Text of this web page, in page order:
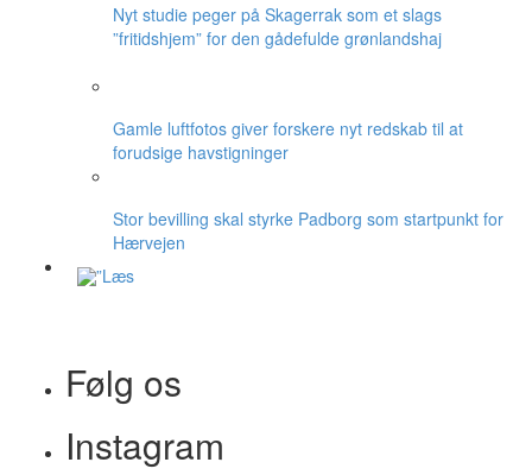
Nyt studie peger på Skagerrak som et slags
”fritidshjem” for den gådefulde grønlandshaj
Gamle luftfotos giver forskere nyt redskab til at
forudsige havstigninger
Stor bevilling skal styrke Padborg som startpunkt for
Hærvejen
Følg os
Instagram